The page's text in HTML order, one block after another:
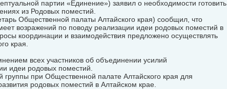
партии «Единение») заявил о необходимости готовить
из Родовых поместий.
Общественной палаты Алтайского края) сообщил, что
возражений по поводу реализации идеи родовых поместий в
координации и взаимодействия предложено осуществлять
края.
всех участников об объединении усилий
идеи родовых поместий.
при Общественной палате Алтайского края для
родовых поместий в Алтайском крае.